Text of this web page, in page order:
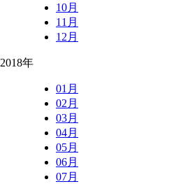
10月
11月
12月
2018年
01月
02月
03月
04月
05月
06月
07月